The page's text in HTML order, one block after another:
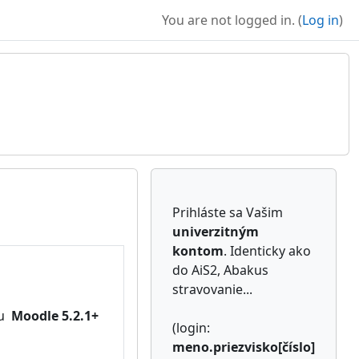
You are not logged in. (Log in)
Moodle 5.2.1+
Supplementary
Prihláste sa Vašim
univerzitným
kontom. Identicky ako
do AiS2, Abakus
stravovanie...
(login:
meno.priezvisko[číslo]